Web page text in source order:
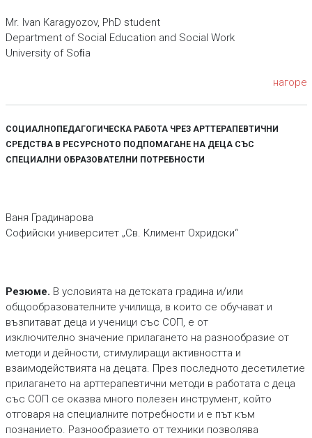
Mr. Ivan Каragyozov, PhD student
Department of Social Education and Social Work
University of Soﬁa
нагоре
СОЦИАЛНОПЕДАГОГИЧЕСКА РАБОТА ЧРЕЗ АРТТЕРАПЕВТИЧНИ
СРЕДСТВА В РЕСУРСНОТО ПОДПОМАГАНЕ НА ДЕЦА СЪС
СПЕЦИАЛНИ ОБРАЗОВАТЕЛНИ ПОТРЕБНОСТИ
Ваня Градинарова
Софийски университет „Св. Климент Охридски“
Резюме. В условията на детската градина и/или
общообразователните училища, в които се обучават и
възпитават деца и ученици със СОП, е от
изключително значение прилагането на разнообразие от
методи и дейности, стимулиращи активността и
взаимодействията на децата. През последното десетилетие
прилагането на арттерапевтични методи в работата с деца
със СОП се оказва много полезен инструмент, който
отговаря на специалните потребности и е път към
познанието. Разнообразието от техники позволява